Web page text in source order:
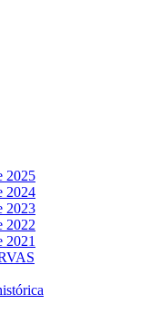
2025
2024
2023
2022
2021